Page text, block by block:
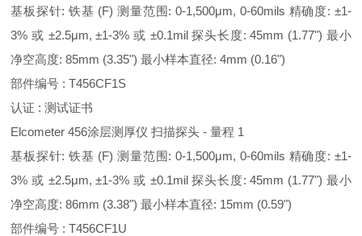
基板探针: 铁基 (F) 测量范围: 0-1,500μm, 0-60mils 精确度: ±1-
3% 或 ±2.5μm, ±1-3% 或 ±0.1mil 探头长度: 45mm (1.77") 最小
净空高度: 85mm (3.35") 最小样本直径: 4mm (0.16")
部件编号 : T456CF1S
认证 : 测试证书
Elcometer 456涂层测厚仪 扫描探头 - 量程 1
基板探针: 铁基 (F) 测量范围: 0-1,500μm, 0-60mils 精确度: ±1-
3% 或 ±2.5μm, ±1-3% 或 ±0.1mil 探头长度: 45mm (1.77") 最小
净空高度: 86mm (3.38") 最小样本直径: 15mm (0.59")
部件编号 : T456CF1U